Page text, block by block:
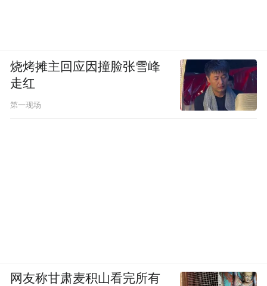
烧烤摊主回应因撞脸张雪峰
走红
第一现场
网友称甘肃麦积山看完所有